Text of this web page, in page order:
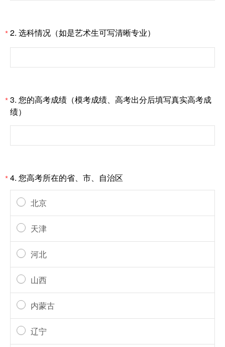
*2. 选科情况（如是艺术生可写清晰专业）
*3. 您的高考成绩（模考成绩、高考出分后填写真实高考成
绩）
*4. 您高考所在的省、市、自治区
北京
天津
河北
山西
内蒙古
辽宁